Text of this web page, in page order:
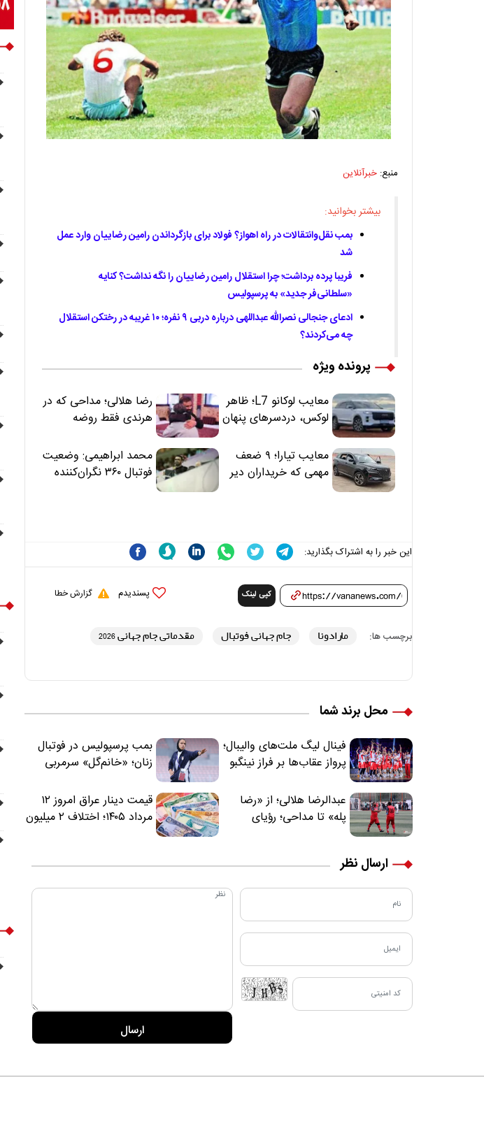
منبع: خبرآنلاین
بیشتر بخوانید:
بمب نقل‌وانتقالات در راه اهواز؟ فولاد برای بازگرداندن رامین رضاییان وارد عمل
شد
فریبا پرده برداشت؛ چرا استقلال رامین رضاییان را نگه نداشت؟ کنایه
«سلطانی‌فر جدید» به پرسپولیس
ادعای جنجالی نصرالله عبداللهی درباره دربی ۹ نفره؛ ۱۰ غریبه در رختکن استقلال
چه می‌کردند؟
پرونده ویژه
معایب لوکانو L7؛ ظاهر
لوکس، دردسرهای پنهان
رضا هلالی؛ مداحی که در
هرندی فقط روضه
«تکیه‌گاه آقا مرتضی
علی(ع)» را جدی‌تر
ببینند
معایب تیارا؛ ۹ ضعف
مهمی که خریداران دیر
محمد ابراهیمی: وضعیت
فوتبال ۳۶۰ نگران‌کننده
این خبر را به اشتراک بگذارید:
کپی لینک پسندیدم گزارش خطا
برچسب ها: مارادونا جام جهانی فوتبال مقدماتی جام جهانی 2026
محل برند شما
فینال لیگ ملت‌های والیبال؛
پرواز عقاب‌ها بر فراز نینگبو
بمب پرسپولیس در فوتبال
زنان؛ «خانم‌گل» سرمربی
عبدالرضا هلالی؛ از «رضا
پله» تا مداحی؛ رؤیای
قیمت دینار عراق امروز ۱۲
مرداد ۱۴۰۵؛ اختلاف ۲ میلیون
ارسال نظر